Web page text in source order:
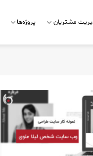
مشتریان پروژه‌ها